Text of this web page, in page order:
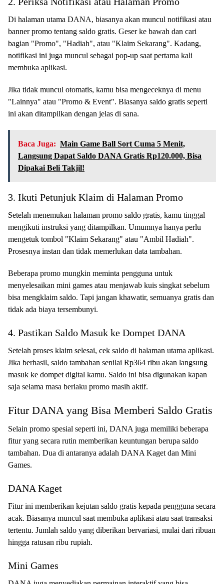
Di halaman utama DANA, biasanya akan muncul notifikasi atau
banner promo tentang saldo gratis. Geser ke bawah dan cari
bagian "Promo", "Hadiah", atau "Klaim Sekarang". Kadang,
notifikasi ini juga muncul sebagai pop-up saat pertama kali
membuka aplikasi.
Jika tidak muncul otomatis, kamu bisa mengeceknya di menu
"Lainnya" atau "Promo & Event". Biasanya saldo gratis seperti
ini akan ditampilkan dengan jelas di sana.
Baca Juga: Main Game Ball Sort Cuma 5 Menit,
Langsung Dapat Saldo DANA Gratis Rp120.000, Bisa
Dipakai Beli Takjil!
3. Ikuti Petunjuk Klaim di Halaman Promo
Setelah menemukan halaman promo saldo gratis, kamu tinggal
mengikuti instruksi yang ditampilkan. Umumnya hanya perlu
mengetuk tombol "Klaim Sekarang" atau "Ambil Hadiah".
Prosesnya instan dan tidak memerlukan data tambahan.
Beberapa promo mungkin meminta pengguna untuk
menyelesaikan mini games atau menjawab kuis singkat sebelum
bisa mengklaim saldo. Tapi jangan khawatir, semuanya gratis dan
tidak ada biaya tersembunyi.
4. Pastikan Saldo Masuk ke Dompet DANA
Setelah proses klaim selesai, cek saldo di halaman utama aplikasi.
Jika berhasil, saldo tambahan senilai Rp364 ribu akan langsung
masuk ke dompet digital kamu. Saldo ini bisa digunakan kapan
saja selama masa berlaku promo masih aktif.
Fitur DANA yang Bisa Memberi Saldo Gratis
Selain promo spesial seperti ini, DANA juga memiliki beberapa
fitur yang secara rutin memberikan keuntungan berupa saldo
tambahan. Dua di antaranya adalah DANA Kaget dan Mini
Games.
DANA Kaget
Fitur ini memberikan kejutan saldo gratis kepada pengguna secara
acak. Biasanya muncul saat membuka aplikasi atau saat transaksi
tertentu. Jumlah saldo yang diberikan bervariasi, mulai dari ribuan
hingga ratusan ribu rupiah.
Mini Games